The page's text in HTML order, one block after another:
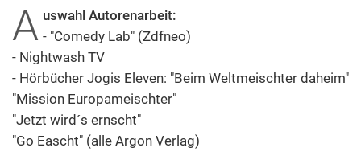
A uswahl Autorenarbeit:
- "Comedy Lab" (Zdfneo)
- Nightwash TV
- Hörbücher Jogis Eleven: "Beim Weltmeischter daheim"
"Mission Europameischter"
"Jetzt wird´s ernscht"
"Go Eascht" (alle Argon Verlag)